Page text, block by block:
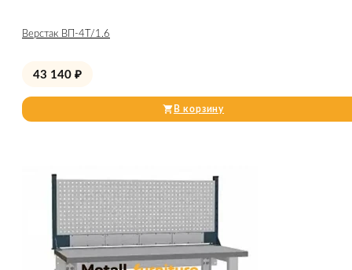
Верстак ВП-4Т/1.6
43 140 ₽
В корзину